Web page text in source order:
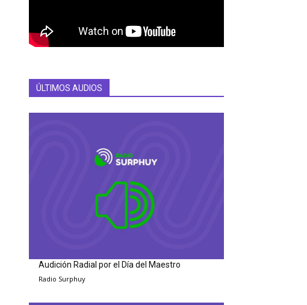
ÚLTIMOS AUDIOS
Audición Radial por el Día del Maestro
Radio Surphuy